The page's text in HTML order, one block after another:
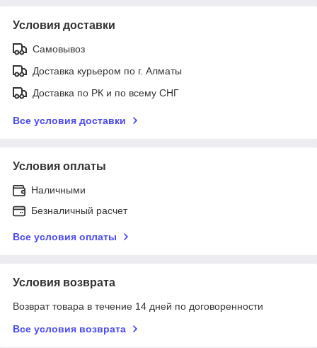
Условия доставки
Самовывоз
Доставка курьером по г. Алматы
Доставка по РК и по всему СНГ
Все условия доставки
Условия оплаты
Наличными
Безналичный расчет
Все условия оплаты
Условия возврата
Возврат товара в течение 14 дней по договоренности
Все условия возврата